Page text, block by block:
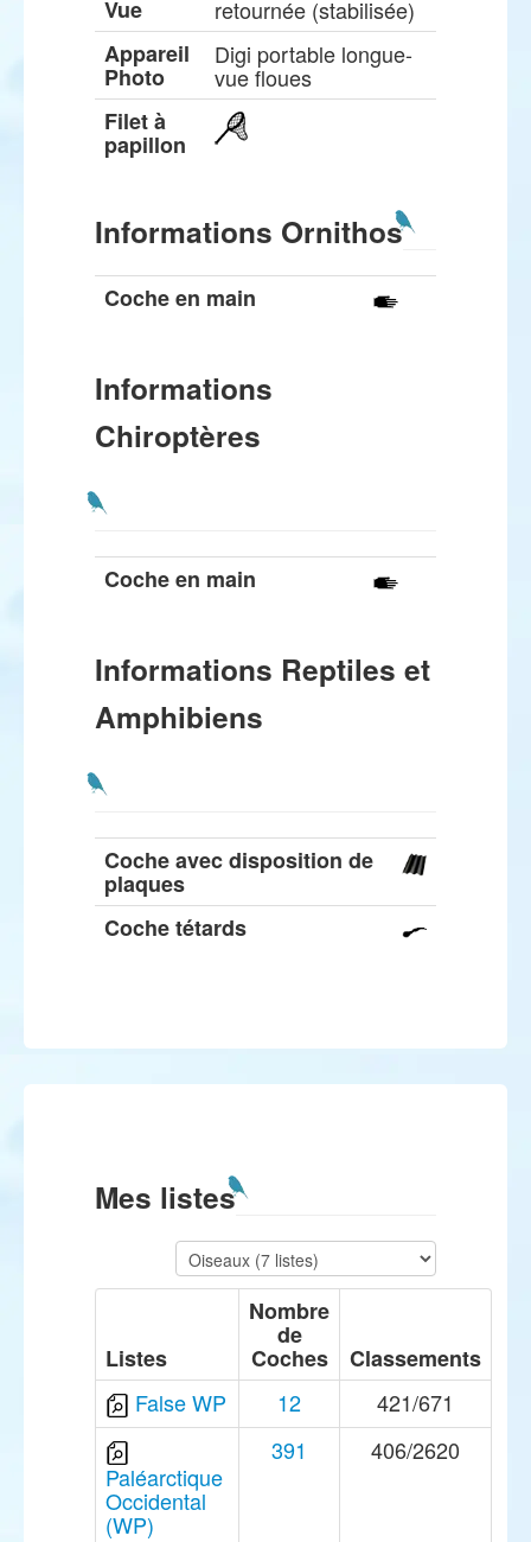
Vue
retournée (stabilisée)
Appareil
Photo
Digi portable longue-
vue floues
Filet à
papillon
Informations Ornithos
Coche en main
Informations
Chiroptères
Coche en main
Informations Reptiles et
Amphibiens
Coche avec disposition de
plaques
Coche tétards
Mes listes
Listes
Nombre
de
Coches
Classements
False WP
12 421/671
Paléarctique
Occidental
(WP)
391 406/2620